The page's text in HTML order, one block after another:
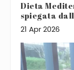
Dieta
spiegata
21 Apr 2026